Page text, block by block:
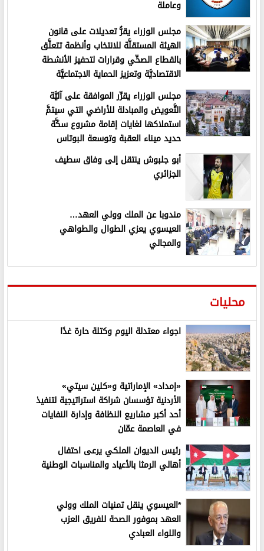
وعاملة
مجلس الوزراء يقرُّ تعديلات على قانون
الهيئة المستقلَّة للانتخاب وأنظمة تتعلَّق
بالقطاع الصحِّي وقرارات لتحفيز الأنشطة
الاقتصاديَّة وتعزيز الحماية الاجتماعيَّة
مجلس الوزراء يقرِّر الموافقة على آليَّة
التَّعويض والمبادلة للأراضي التي سيتمَّ
استملاكها لغايات إقامة مشروع سكَّة
حديد ميناء العقبة وتوسعة البوتاس
أبو جلبوش ينتقل إلى وفاق سطيف
الجزائري
مندوبا عن الملك وولي العهد…
العيسوي يعزي الطوال والطواهي
والمجالي
محليات
اجواء معتدلة اليوم وكتلة حارة غدًا
«إمداد» الإماراتية و«كلين سيتي»
الأردنية تؤسسان شراكة استراتيجية لتنفيذ
أحد أكبر مشاريع النظافة وإدارة النفايات
في العاصمة عمّان
رئيس الديوان الملكي يرعى احتفال
أهالي الرمثا بالأعياد والمناسبات الوطنية
*العيسوي ينقل تمنيات الملك وولي
العهد بموفور الصحة للفريق العزب
واللواء العبادي